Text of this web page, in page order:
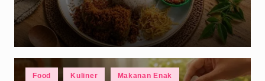
Food Kuliner Makanan Enak